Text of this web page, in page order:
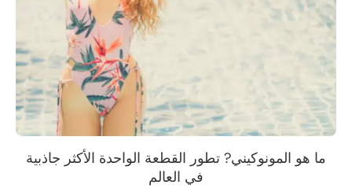
ما هو المونوكيني? تطور القطعة الواحدة الأكثر جاذبية
في العالم